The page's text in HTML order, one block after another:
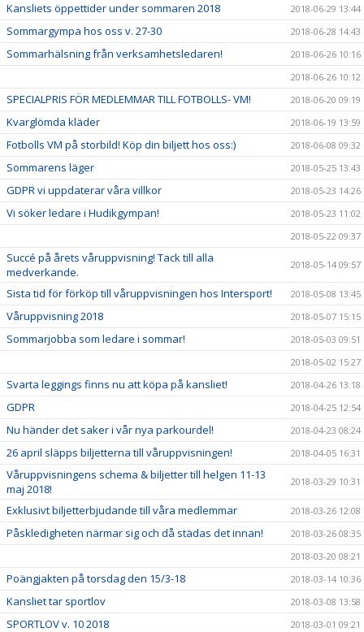
Kansliets öppettider under sommaren 2018 2018-06-29 13:44
Sommargympa hos oss v. 27-30 2018-06-28 14:43
Sommarhälsning från verksamhetsledaren!
2018-06-26 10:16
2018-06-26 10:12
SPECIALPRIS FÖR MEDLEMMAR TILL FOTBOLLS- VM! 2018-06-20 09:19
Kvarglömda kläder 2018-06-19 13:59
Fotbolls VM på storbild! Köp din biljett hos oss:) 2018-06-08 09:32
Sommarens läger 2018-05-25 13:43
GDPR vi uppdaterar våra villkor 2018-05-23 14:26
Vi söker ledare i Hudikgympan!
2018-05-23 11:02
2018-05-22 09:37
Succé på årets våruppvisning! Tack till alla
medverkande.
2018-05-14 09:57
Sista tid för förköp till våruppvisningen hos Intersport! 2018-05-08 13:45
Våruppvisning 2018 2018-05-07 15:15
Sommarjobba som ledare i sommar!
2018-05-03 09:51
2018-05-02 15:27
Svarta leggings finns nu att köpa på kansliet! 2018-04-26 13:18
GDPR 2018-04-25 12:54
Nu händer det saker i vår nya parkourdel! 2018-04-23 08:24
26 april släpps biljetterna till våruppvisningen! 2018-04-05 16:31
Våruppvisningens schema & biljetter till helgen 11-13
maj 2018!
2018-03-29 10:31
Exklusivt biljetterbjudande till våra medlemmar 2018-03-26 12:08
Påskledigheten närmar sig och då städas det innan!
2018-03-26 08:35
2018-03-20 08:21
Poängjakten på torsdag den 15/3-18 2018-03-14 10:36
Kansliet tar sportlov 2018-03-08 13:58
SPORTLOV v. 10 2018 2018-03-01 09:21